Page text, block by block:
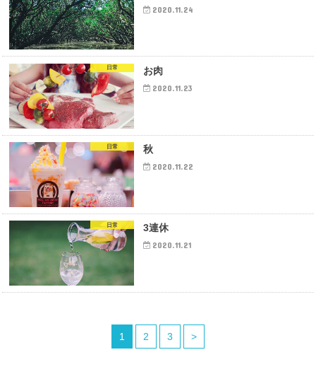
2020.11.24
日常 お肉
2020.11.23
日常 秋
2020.11.22
日常 3連休
2020.11.21
1 2 3 >